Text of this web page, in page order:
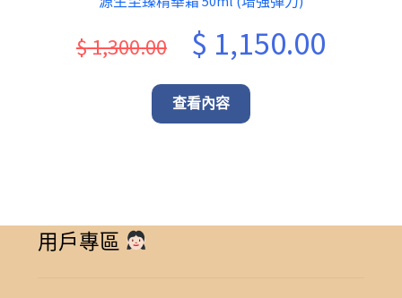
$1,300.00
Original
price
was:
$ 1,150.00
查看內容
用戶專區